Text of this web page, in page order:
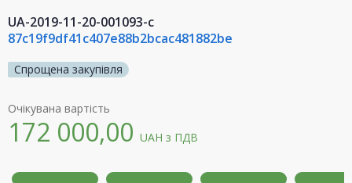
UA-2019-11-20-001093-c
87c19f9df41c407e88b2bcac481882be
Спрощена закупівля
Очікувана вартість
172 000,00 UAH з ПДВ